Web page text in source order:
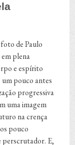
de Paulo
plena
e espírito
pouco antes
progressiva
uma imagem
na crença
pouco
perscrutador. E,